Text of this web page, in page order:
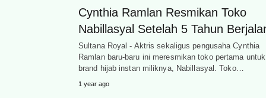
Cynthia Ramlan Resmikan Toko
Nabillasyal Setelah 5 Tahun
Sultana Royal - Aktris sekaligus pengusaha Cynthia
Ramlan baru-baru ini meresmikan toko pertama untuk
brand hijab instan miliknya, Nabillasyal. Toko…
1 year ago